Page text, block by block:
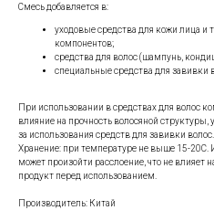
Смесь добавляется в:
уходовые средства для кожи лица и
компонентов;
средства для волос (шампунь,
специальные средства для завивки
При использовании в средствах для волос
влияние на прочность волосяной
за использования средств для завивки волос.
Хранение: при температуре не выше 15-20С.
может произойти расслоение, что не влияет
продукт перед использованием.
Производитель: Китай